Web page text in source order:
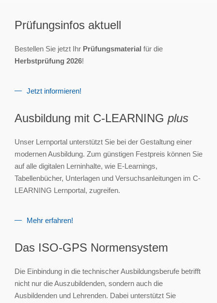
Prüfungsinfos aktuell
Bestellen Sie jetzt Ihr Prüfungsmaterial für die
Herbstprüfung 2026!
Jetzt informieren!
Ausbildung mit C-LEARNING plus
Unser Lernportal unterstützt Sie bei der Gestaltung einer
modernen Ausbildung. Zum günstigen Festpreis können Sie
auf alle digitalen Lerninhalte, wie E-Learnings,
Tabellenbücher, Unterlagen und Versuchsanleitungen im C-
LEARNING Lernportal, zugreifen.
Mehr erfahren!
Das ISO-GPS Normensystem
Die Einbindung in die technischer Ausbildungsberufe betrifft
nicht nur die Auszubildenden, sondern auch die
Ausbildenden und Lehrenden. Dabei unterstützt Sie